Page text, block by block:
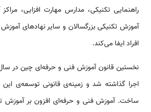
راهنمایی تکنیکی، مدارس مهارت افزایی،
آموزش تکنیکی بزرگسالان و سایر نهادهای
افراد ایفا می‌کند.
اجرا گذاشته شد و زمینه‌ی قانونی توسعه‌ی این
ساخت. آموزش فنی و حرفه‌ای افزون بر آموزش